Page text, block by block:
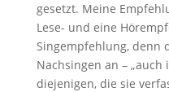
gesetzt. Meine
Lese- und eine
Singempfehlung, denn
Nachsingen an –
diejenigen, die sie